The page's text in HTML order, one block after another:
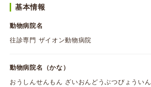
基本情報
動物病院名
往診専門 ザイオン動物病院
動物病院名（かな）
おうしんせんもん ざいおんどうぶつびょういん